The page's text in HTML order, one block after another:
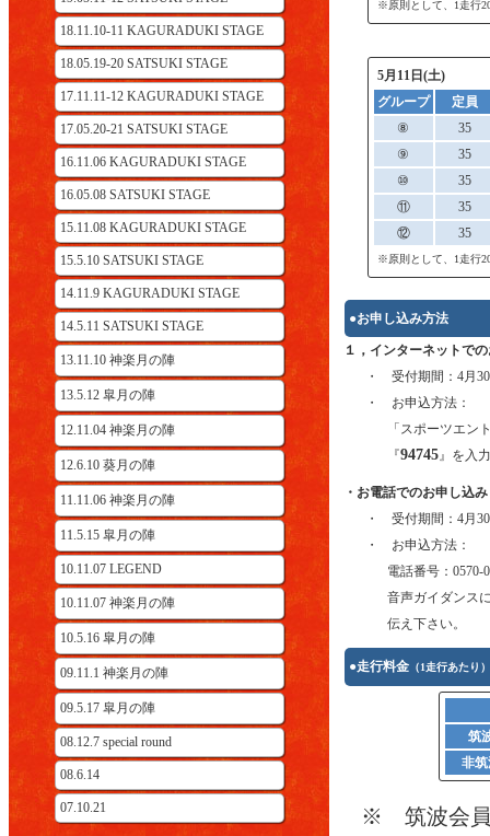
18.11.10-11 KAGURADUKI STAGE
18.05.19-20 SATSUKI STAGE
17.11.11-12 KAGURADUKI STAGE
17.05.20-21 SATSUKI STAGE
16.11.06 KAGURADUKI STAGE
16.05.08 SATSUKI STAGE
15.11.08 KAGURADUKI STAGE
15.5.10 SATSUKI STAGE
14.11.9 KAGURADUKI STAGE
14.5.11 SATSUKI STAGE
13.11.10 神楽月の陣
13.5.12 皐月の陣
12.11.04 神楽月の陣
12.6.10 葵月の陣
11.11.06 神楽月の陣
11.5.15 皐月の陣
10.11.07 LEGEND
10.11.07 神楽月の陣
10.5.16 皐月の陣
09.11.1 神楽月の陣
09.5.17 皐月の陣
08.12.7 special round
08.6.14
07.10.21
※原則として、1走行
5月11日(土)
グループ
定員
⑧
35
⑨
35
⑩
35
⑪
35
⑫
35
※原則として、1走行
●お申し込み方法
１，インターネットで
・ 受付期間：4月
・ お申込方法：
「スポーツエン
『94745』を入
・お電話でのお申し込み
・ 受付期間：4月
・ お申込方法：
電話番号：
音声ガイダンス
伝え下さい。
●走行料金 （1走行あたり
筑
非
※ 筑波会員